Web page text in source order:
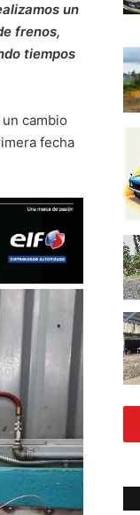
un
frenos,
tiempos
cambio
fecha